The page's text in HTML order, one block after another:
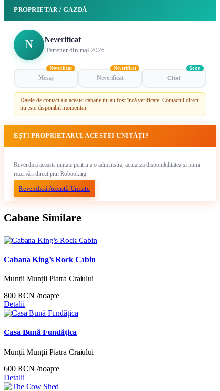
PROPRIETAR / GAZDĂ
N Neverificat
Partener din mai 2026
Mesaj
Neverificat
Neverificat
Neverificat
Chat
Soon
Datele de contact ale acestei cabane nu au fost încă verificate. Contactul direct
nu este disponibil momentan.
EȘTI PROPRIETARUL ACESTEI UNITĂȚI?
Revendică această unitate pentru a o administra, actualiza disponibilitatea și primi
rezervări direct prin Robooking.
Revendică Această Unitate
Cabane Similare
Cabana King’s Rock Cabin
Munții Munții Piatra Craiului
800 RON /noapte
Detalii
Casa Bună Fundățica
Munții Munții Piatra Craiului
600 RON /noapte
Detalii